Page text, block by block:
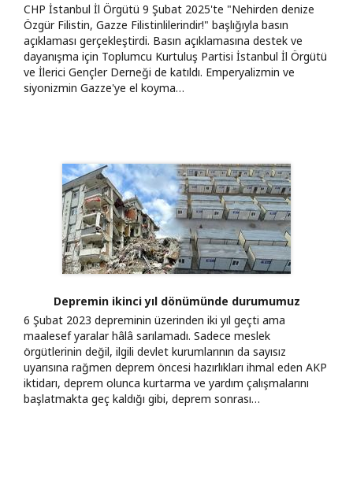
CHP İstanbul İl Örgütü 9 Şubat 2025'te "Nehirden denize
Özgür Filistin, Gazze Filistinlilerindir!" başlığıyla basın
açıklaması gerçekleştirdi. Basın açıklamasına destek ve
dayanışma için Toplumcu Kurtuluş Partisi İstanbul İl Örgütü
ve İlerici Gençler Derneği de katıldı. Emperyalizmin ve
siyonizmin Gazze'ye el koyma…
Depremin ikinci yıl dönümünde durumumuz
6 Şubat 2023 depreminin üzerinden iki yıl geçti ama
maalesef yaralar hâlâ sarılamadı. Sadece meslek
örgütlerinin değil, ilgili devlet kurumlarının da sayısız
uyarısına rağmen deprem öncesi hazırlıkları ihmal eden AKP
iktidarı, deprem olunca kurtarma ve yardım çalışmalarını
başlatmakta geç kaldığı gibi, deprem sonrası…